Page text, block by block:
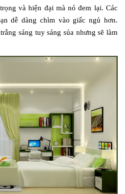
và hiện đại mà nó đem lại. Các
dễ dàng chìm vào giấc ngủ hơn.
sáng tuy sáng sủa nhưng sẽ làm